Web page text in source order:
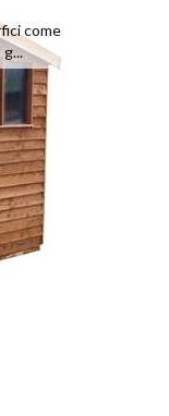
come